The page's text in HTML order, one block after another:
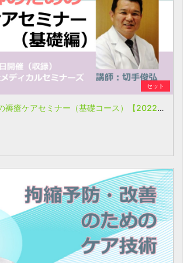
セット
🎥看護師のための褥瘡ケアセミナー（基礎コース）【2022年9月24日開催(収録)】